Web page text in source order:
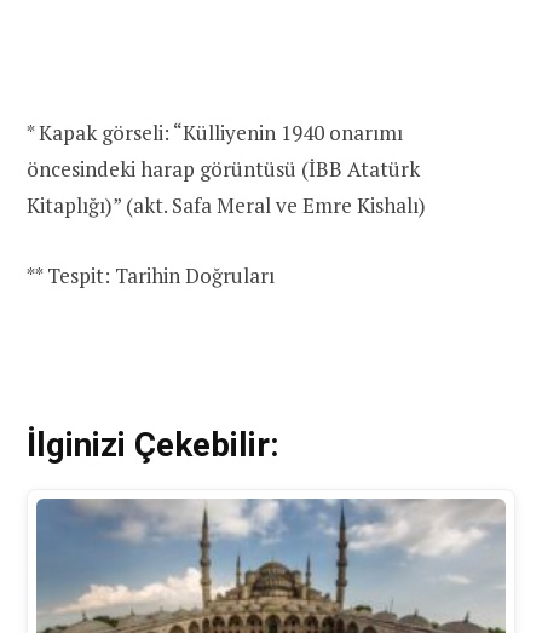
* Kapak görseli: “Külliyenin 1940 onarımı
öncesindeki harap görüntüsü (İBB Atatürk
Kitaplığı)” (akt. Safa Meral ve Emre Kishalı)
** Tespit: Tarihin Doğruları
İlginizi Çekebilir: